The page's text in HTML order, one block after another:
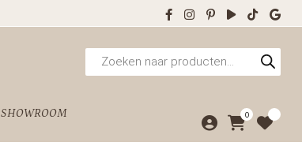
Producten
zoeken
SHOWROOM 0